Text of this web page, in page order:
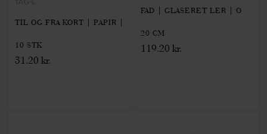
TIL OG FRA KORT | PAPIR |
10 STK
31.20 kr.
FAD | GLASERET LER | Ø
20 CM
119.20 kr.